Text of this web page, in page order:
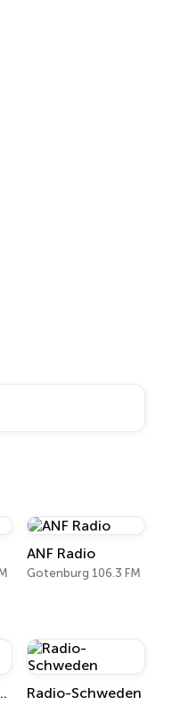
ANF Radio
Gotenburg 106.3 FM
Radio-Schweden